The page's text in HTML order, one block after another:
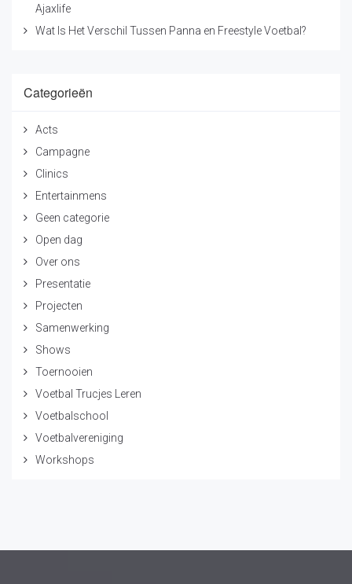
Ajaxlife
Wat Is Het Verschil Tussen Panna en Freestyle Voetbal?
Categorieën
Acts
Campagne
Clinics
Entertainmens
Geen categorie
Open dag
Over ons
Presentatie
Projecten
Samenwerking
Shows
Toernooien
Voetbal Trucjes Leren
Voetbalschool
Voetbalvereniging
Workshops